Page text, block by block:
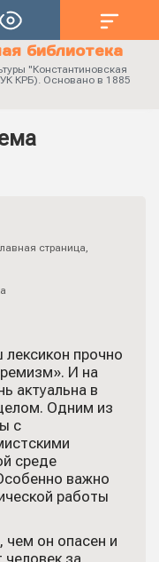
библиотека
"Константиновская
КРБ). Основано в 1885
страница,
прочно
И на
актуальна в
Одним из
с
среде
важно
работы
он опасен и
человек за